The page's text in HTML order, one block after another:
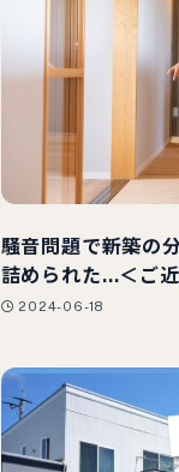
騒音問題で新築の
詰められた…＜ご
2024-06-18